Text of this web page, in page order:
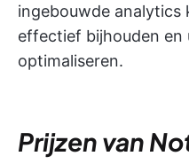
ingebouwde analytics
effectief bijhouden en
optimaliseren.
Prijzen van